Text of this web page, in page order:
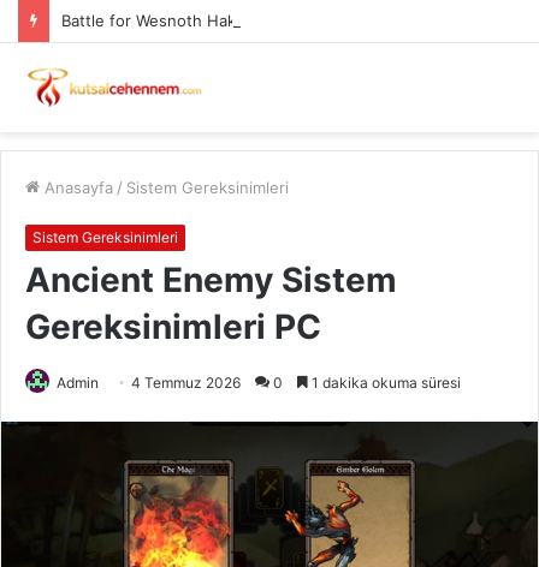
Battle for Wesnoth Hakkında ve Sistem Gereksinimleri
Anasayfa / Sistem Gereksinimleri
Sistem Gereksinimleri
Ancient Enemy Sistem
Gereksinimleri PC
Admin 4 Temmuz 2026 0 1 dakika okuma süresi